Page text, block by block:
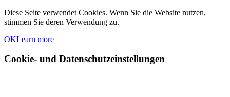
Diese Seite verwendet Cookies. Wenn Sie die Website nutzen,
stimmen Sie deren Verwendung zu.
OKLearn more
Cookie- und Datenschutzeinstellungen